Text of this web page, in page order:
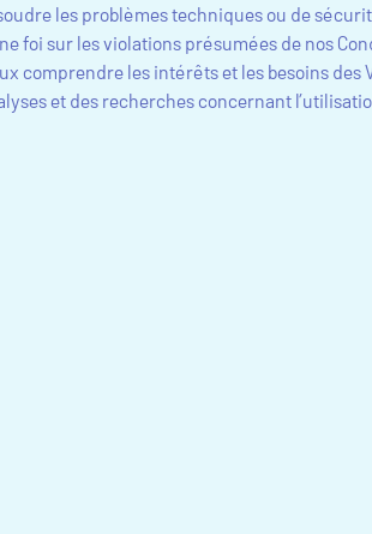
les problèmes techniques ou de
foi sur les violations présumées de nos
comprendre les intérêts et les besoins des
et des recherches concernant